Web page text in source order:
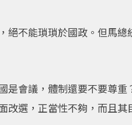
不能瑣瑣於國政。但馬總
是會議，體制還要不要尊
選，正當性不夠，而且其